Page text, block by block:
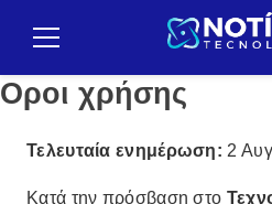
para
conteúdo
Μενού
Οροι χρήσης
Τελευταία ενημέρωση: 2
Κατά την πρόσβαση στο